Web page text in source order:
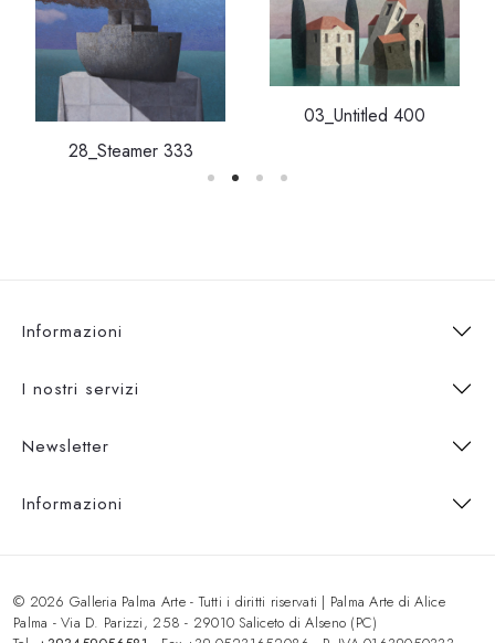
28_Steamer 333
03_Untitled 400
Informazioni
I nostri servizi
Newsletter
Informazioni
© 2026 Galleria Palma Arte - Tutti i diritti riservati | Palma Arte di Alice
Palma - Via D. Parizzi, 258 - 29010 Saliceto di Alseno (PC)